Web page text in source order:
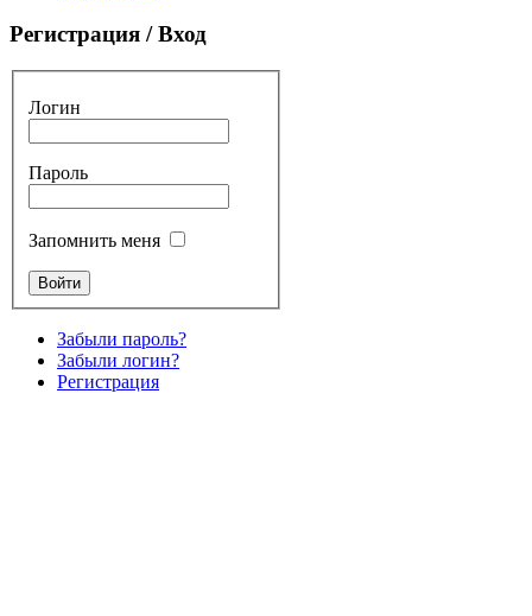
Регистрация / Вход
Логин
Пароль
Запомнить меня
Забыли пароль?
Забыли логин?
Регистрация